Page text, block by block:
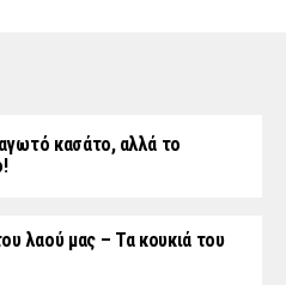
κασάτο, αλλά το
λαού μας – Τα κουκιά του